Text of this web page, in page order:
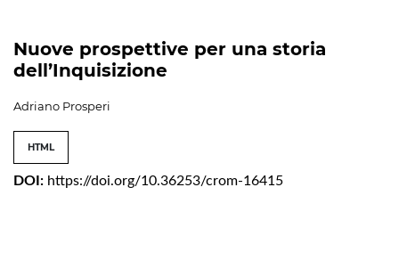
Nuove prospettive per una storia
dell’Inquisizione
Adriano Prosperi
HTML
DOI: https://doi.org/10.36253/crom-16415